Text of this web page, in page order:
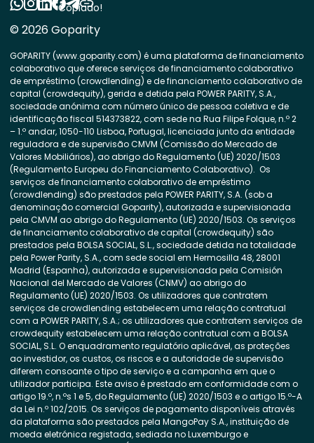
© 2026 Goparity
GOPARITY (www.goparity.com) é uma plataforma de financiamento
colaborativo que oferece serviços de financiamento colaborativo
de empréstimo (crowdlending) e de financiamento colaborativo de
capital (crowdequity), gerida e detida pela POWER PARITY, S.A.,
sociedade anónima com número único de pessoa coletiva e de
identificação fiscal 514373822, com sede na Rua Filipe Folque, n.º 2
– 1.º andar, 1050-110 Lisboa, Portugal, licenciada junto da entidade
reguladora e de supervisão CMVM (Comissão do Mercado de
Valores Mobiliários), ao abrigo do Regulamento (UE) 2020/1503
(Regulamento Europeu do Financiamento Colaborativo). Os
serviços de financiamento colaborativo de empréstimo
(crowdlending) são prestados pela POWER PARITY, S.A. (sob a
denominação comercial Goparity), autorizada e supervisionada
pela CMVM ao abrigo do Regulamento (UE) 2020/1503. Os serviços
de financiamento colaborativo de capital (crowdequity) são
prestados pela BOLSA SOCIAL, S.L., sociedade detida na totalidade
pela Power Parity, S.A., com sede social em Hermosilla 48, 28001
Madrid (Espanha), autorizada e supervisionada pela Comisión
Nacional del Mercado de Valores (CNMV) ao abrigo do
Regulamento (UE) 2020/1503. Os utilizadores que contratem
serviços de crowdlending estabelecem uma relação contratual
com a POWER PARITY, S.A.; os utilizadores que contratem serviços de
crowdequity estabelecem uma relação contratual com a BOLSA
SOCIAL, S.L. O enquadramento regulatório aplicável, as proteções
ao investidor, os custos, os riscos e a autoridade de supervisão
diferem consoante o tipo de serviço e a campanha em que o
utilizador participa. Este aviso é prestado em conformidade com o
artigo 19.º, n.ºs 1 e 5, do Regulamento (UE) 2020/1503 e o artigo 15.º-A
da Lei n.º 102/2015. Os serviços de pagamento disponíveis através
da plataforma são prestados pela MangoPay S.A., instituição de
moeda eletrónica registada, sediada no Luxemburgo e
Copiado!